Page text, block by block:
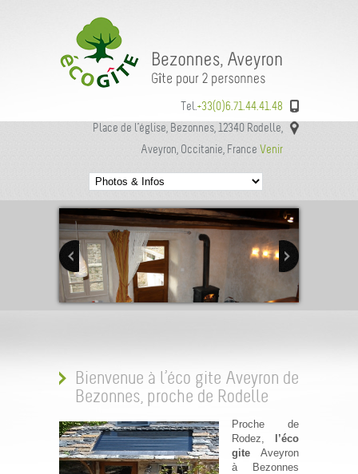
Tel. +33(0)6.71.44.41.48
Place de l’église, Bezonnes, 12340 Rodelle,
Aveyron, Occitanie, France Venir
Next
Bienvenue à l’éco gite Aveyron de
Bezonnes, proche de Rodelle
Proche de
Rodez,
l’éco
gite Aveyron
à Bezonnes